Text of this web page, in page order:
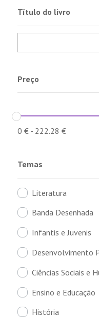
Título do livro
Preço
0 €- 222.28 €
Temas
Literatura
Banda Desenhada
Infantis e Juvenis
Desenvolvimento
Ciências Sociais e
Ensino e Educação
História